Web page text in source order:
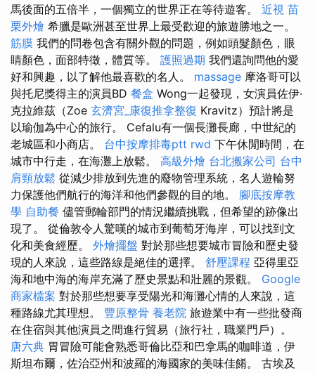
馬後面的五倍半，一個獨立的世界正在等待遊客。 近視 苗
栗外燴 希臘是歐洲甚至世界上最受歡迎的旅遊勝地之一。
筋膜 我們的問卷包含有關外觀的問題，例如頭髮顏色，眼
睛顏色，面部特徵，體質等。 護照過期 我們還詢問他的愛
好和興趣，以了解他最喜歡的名人。 massage 摩洛哥可以
與托尼獎得主的演員BD 餐盒 Wong一起發現，女演員佐伊·
克拉維茲（Zoe 玄濟宮_康復推拿整復 Kravitz）預計將是
以瑜伽為中心的旅行。 Cefalu有一個長灘長廊，中世紀的
老城區和小商店。 台中按摩排毒ptt rwd 下午休閒時間，在
城市中行走，在海灘上放鬆。 高級外燴 台北搬家公司 台中
肩頸放鬆 從減少排放到先進的廢物管理系統，名人遊輪努
力保護他們航行的海洋和他們參觀的目的地。 腳底按摩教
學 自助餐 儘管郵輪部門的情況繼續挑戰，但希望的跡像出
現了。 從倫敦令人驚嘆的城市到葡萄牙海岸，可以找到文
化和美食經歷。 外燴擺盤 對於那些想要城市冒險和歷史發
現的人來說，這些路線是絕佳的選擇。 舒壓課程 亞得里亞
海和地中海的海岸充滿了歷史景點和壯麗的景觀。 Google
商家檔案 對於那些想要享受陽光和海灘心情的人來說，這
種路線尤其理想。 豐原整骨 養老院 旅遊業中有一些批發商
在住宿與其他演員之間進行貿易（旅行社，職業門戶）。
唐六典 胃冒險可能會熟悉哥倫比亞和巴拿馬的咖啡道，伊
斯坦布爾，佐治亞州和波羅的海國家的美味佳餚。 古埃及